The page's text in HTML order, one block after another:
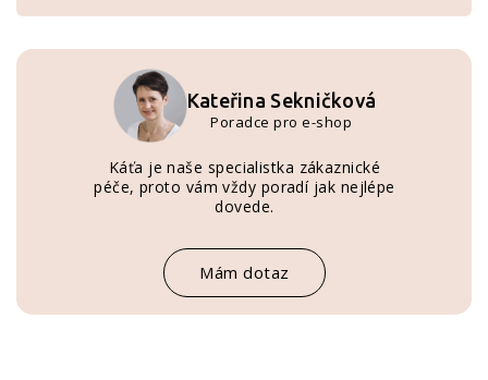
Kateřina Sekničková
Poradce pro e-shop
Káťa je naše specialistka zákaznické
péče, proto vám vždy poradí jak nejlépe
dovede.
Mám dotaz